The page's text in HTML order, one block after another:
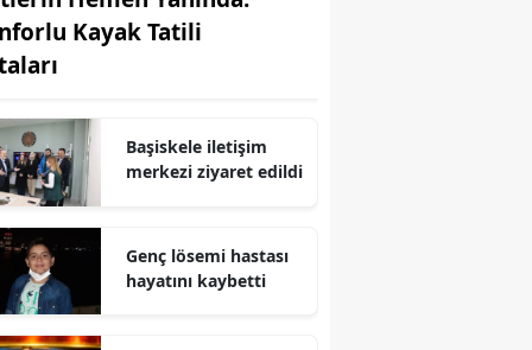
Edirne
Erzurum
Gaziantep
Kayak Tatili
Başiskele iletişim
merkezi ziyaret edildi
Genç lösemi hastası
hayatını kaybetti